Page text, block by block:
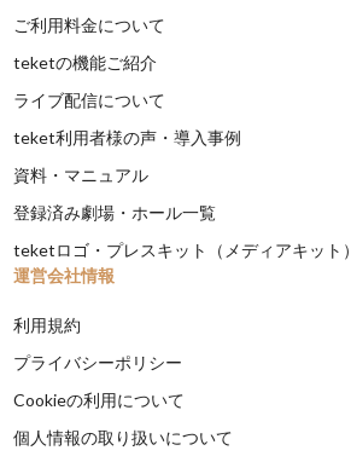
ご利用料金について
teketの機能ご紹介
ライブ配信について
teket利用者様の声・導入事例
資料・マニュアル
登録済み劇場・ホール一覧
teketロゴ・プレスキット（メディアキット）
運営会社情報
利用規約
プライバシーポリシー
Cookieの利用について
個人情報の取り扱いについて